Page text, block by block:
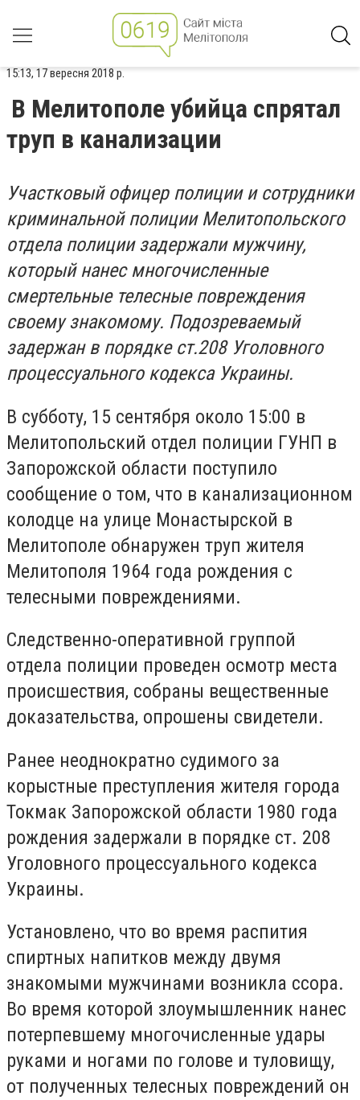
15:13, 17 вересня 2018 р.
В Мелитополе убийца спрятал
труп в канализации
Участковый офицер полиции и сотрудники
криминальной полиции Мелитопольского
отдела полиции задержали мужчину,
который нанес многочисленные
смертельные телесные повреждения
своему знакомому. Подозреваемый
задержан в порядке ст.208 Уголовного
процессуального кодекса Украины.
В субботу, 15 сентября около 15:00 в
Мелитопольский отдел полиции ГУНП в
Запорожской области поступило
сообщение о том, что в канализационном
колодце на улице Монастырской в
Мелитополе обнаружен труп жителя
Мелитополя 1964 года рождения с
телесными повреждениями.
Следственно-оперативной группой
отдела полиции проведен осмотр места
происшествия, собраны вещественные
доказательства, опрошены свидетели.
Ранее неоднократно судимого за
корыстные преступления жителя города
Токмак Запорожской области 1980 года
рождения задержали в порядке ст. 208
Уголовного процессуального кодекса
Украины.
Установлено, что во время распития
спиртных напитков между двумя
знакомыми мужчинами возникла ссора.
Во время которой злоумышленник нанес
потерпевшему многочисленные удары
руками и ногами по голове и туловищу,
от полученных телесных повреждений он